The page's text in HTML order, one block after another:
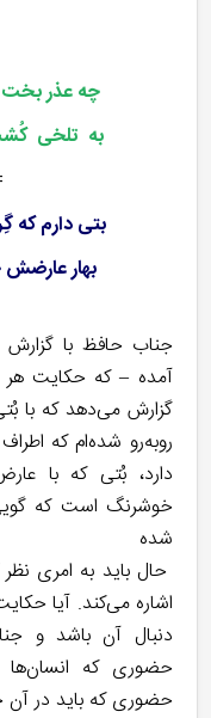
چه عذر بخت
به تلخی
بتی دارم که
بهار عارضش
جناب حافظ با
آمده – که حکایت
گزارش می‌دهد که با
روبه‌رو شده‌ام که
دارد، بُتی که با
خوشرنگ است که
شده
حال باید به امری
اشاره می‌کند. آیا
دنبال آن باشد و
حضوری که انسان‌ها
حضوری که باید در آن